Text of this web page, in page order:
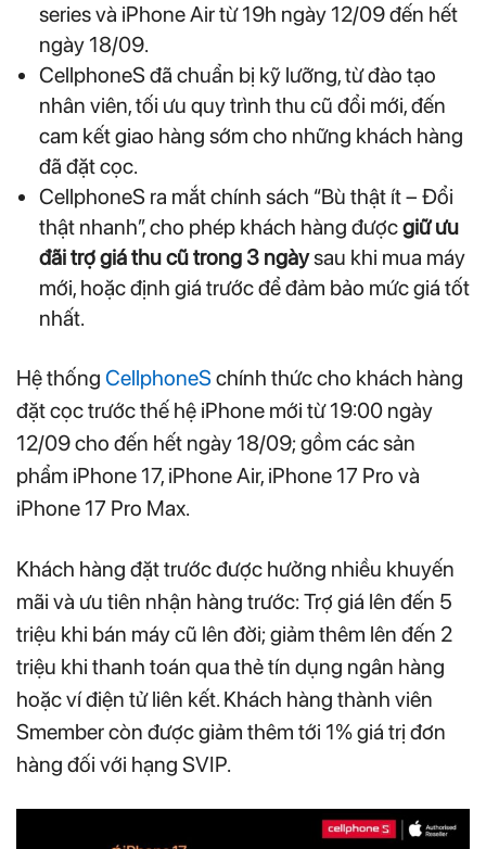
series và iPhone Air từ 19h ngày 12/09 đến hết
ngày 18/09.
CellphoneS đã chuẩn bị kỹ lưỡng, từ đào tạo
nhân viên, tối ưu quy trình thu cũ đổi mới, đến
cam kết giao hàng sớm cho những khách hàng
đã đặt cọc.
CellphoneS ra mắt chính sách “Bù thật ít – Đổi
thật nhanh”, cho phép khách hàng đượcgiữ ưu
đãi trợ giá thu cũ trong 3 ngàysau khi mua máy
mới, hoặc định giá trước để đảm bảo mức giá tốt
nhất.
Hệ thống CellphoneSchính thức cho khách hàng
đặt cọc trước thế hệ iPhone mới từ 19:00 ngày
12/09 cho đến hết ngày 18/09; gồm các sản
phẩm iPhone 17, iPhone Air, iPhone 17 Pro và
iPhone 17 Pro Max.
Khách hàng đặt trước được hưởng nhiều khuyến
mãi và ưu tiên nhận hàng trước: Trợ giá lên đến 5
triệu khi bán máy cũ lên đời; giảm thêm lên đến 2
triệu khi thanh toán qua thẻ tín dụng ngân hàng
hoặc ví điện tử liên kết. Khách hàng thành viên
Smember còn được giảm thêm tới 1% giá trị đơn
hàng đối với hạng SVIP.